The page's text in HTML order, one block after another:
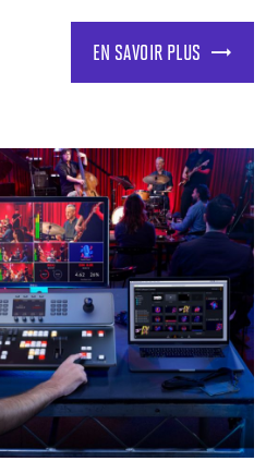
EN SAVOIR PLUS